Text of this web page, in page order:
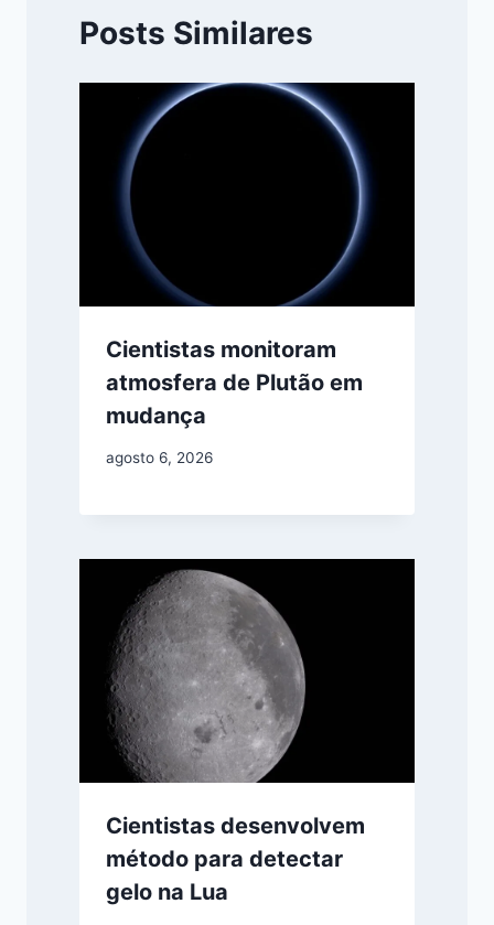
Posts Similares
Cientistas monitoram
atmosfera de Plutão em
mudança
agosto 6, 2026
Cientistas desenvolvem
método para detectar
gelo na Lua